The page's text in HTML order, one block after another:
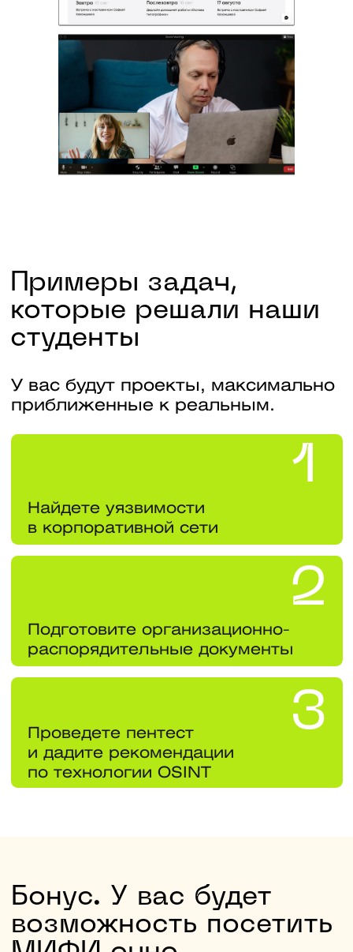
6
Скидки в транспорте
и музеях
Коворкинг для
студентов
Вашу квалификацию
подтвердит диплом
государственного
Это гарантия для работодателя, что
вы прошли фундаментальную подготовку
Вы получите диплом
магистратуры МИФИ